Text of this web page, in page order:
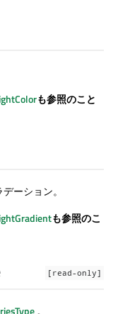
も参照のこと
ーション。
も参照のこ
[read-only]
。